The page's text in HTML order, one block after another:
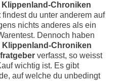
Klippenland-Chroniken
findest du unter anderem auf
nichts anderes als ein
Dennoch haben
Klippenland-Chroniken
verfasst, so weisst
wichtig ist. Es gibt
auf welche du unbedingt